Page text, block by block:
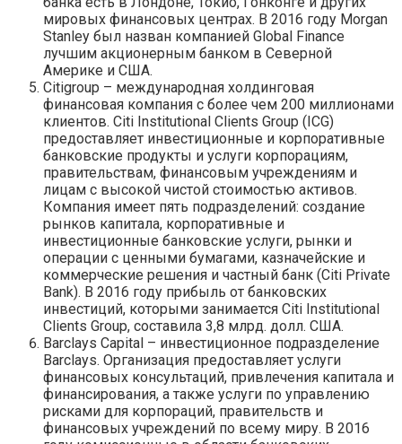
мировых финансовых центрах. В 2016 году Morgan
Stanley был назван компанией Global Finance
лучшим акционерным банком в Северной
Америке и США.
Citigroup – международная холдинговая
финансовая компания с более чем 200 миллионами
клиентов. Citi Institutional Clients Group (ICG)
предоставляет инвестиционные и корпоративные
банковские продукты и услуги корпорациям,
правительствам, финансовым учреждениям и
лицам с высокой чистой стоимостью активов.
Компания имеет пять подразделений: создание
рынков капитала, корпоративные и
инвестиционные банковские услуги, рынки и
операции с ценными бумагами, казначейские и
коммерческие решения и частный банк (Citi Private
Bank). В 2016 году прибыль от банковских
инвестиций, которыми занимается Citi Institutional
Clients Group, составила 3,8 млрд. долл. США.
Barclays Capital – инвестиционное подразделение
Barclays. Организация предоставляет услуги
финансовых консультаций, привлечения капитала и
финансирования, а также услуги по управлению
рисками для корпораций, правительств и
финансовых учреждений по всему миру. В 2016